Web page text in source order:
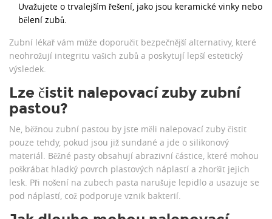
Uvažujete o trvalejším řešení, jako jsou keramické vinky nebo
bělení zubů.
Zubní lékař vám může doporučit bezpečnější alternativy, které
neohrožují integritu vašich zubů a poskytují lepší estetický
výsledek.
Lze čistit nalepovací zuby zubní
pastou?
Ne, běžnou zubní pastou by jste měli nalepovací zuby čistit
pouze tehdy, pokud jsou již sundané a jde o silikonový
materiál. Běžné pasty obsahují abrazivní částice, které mohou
poškrábat hladký povrch plastových náplastí a zhoršit jejich
lesk. Při nošení na zubech pasta narušuje lepidlo a usazuje se
pod náplastí, což podporuje vznik bakterií.